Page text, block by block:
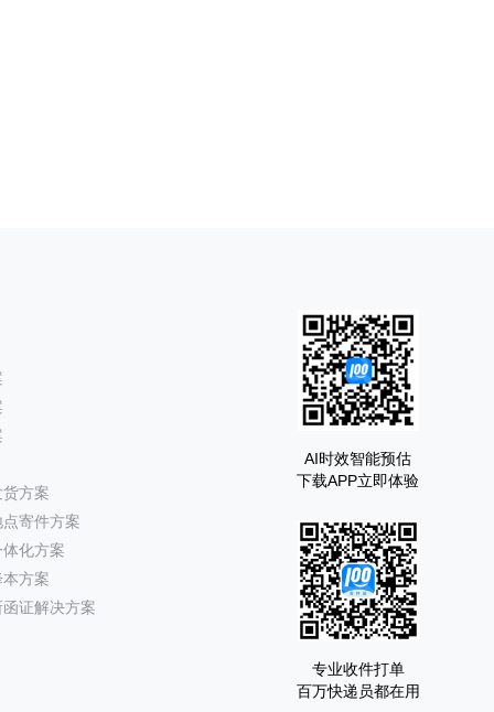
方案
寄件方案
化方案
方案
证解决方案
AI时效智能预估
下载APP立即体验
专业收件打单
百万快递员都在用